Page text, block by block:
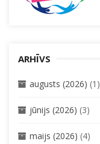
ARHĪVS
augusts (2026) (1)
jūnijs (2026) (3)
maijs (2026) (4)